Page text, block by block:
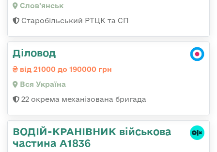
Слов'янськ
Старобільський РТЦК та СП
Діловод
від 21000 до 190000 грн
Вся Україна
22 окрема механізована бригада
ВОДІЙ-КРАНІВНИК військова
частина А1836